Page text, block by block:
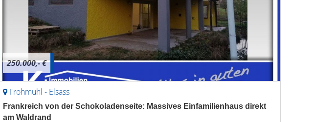
250.000,- €
Frohmuhl - Elsass
Frankreich von der Schokoladenseite: Massives Einfamilienhaus direkt
am Waldrand